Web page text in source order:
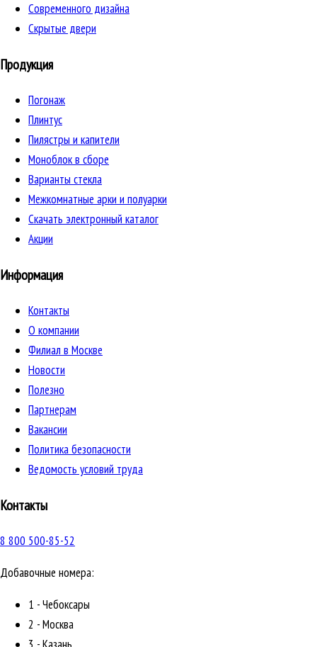
Cовременного дизайна
Скрытые двери
Продукция
Погонаж
Плинтус
Пилястры и капители
Моноблок в сборе
Варианты стекла
Межкомнатные арки и полуарки
Скачать электронный каталог
Акции
Информация
Контакты
О компании
Филиал в Москве
Новости
Полезно
Партнерам
Вакансии
Политика безопасности
Ведомость условий труда
Контакты
8 800 500-85-52
Добавочные номера:
1 - Чебоксары
2 - Москва
3 - Казань